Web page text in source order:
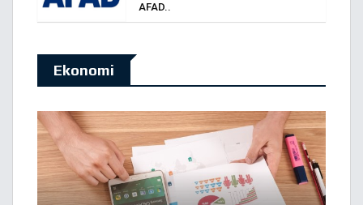
AFAD..
Ekonomi